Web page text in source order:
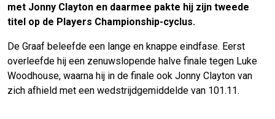
met Jonny Clayton en daarmee pakte hij zijn tweede
titel op de Players Championship-cyclus.
De Graaf beleefde een lange en knappe eindfase. Eerst
overleefde hij een zenuwslopende halve finale tegen Luke
Woodhouse, waarna hij in de finale ook Jonny Clayton van
zich afhield met een wedstrijdgemiddelde van 101.11.